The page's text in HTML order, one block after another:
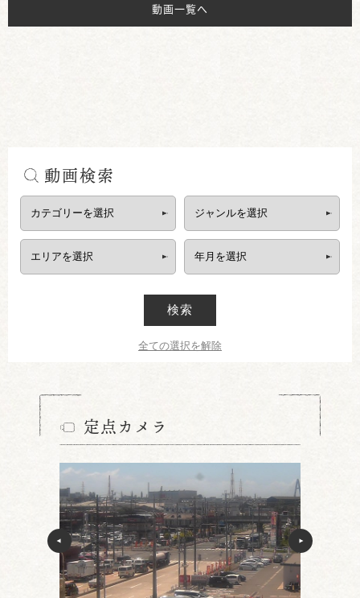
動画一覧へ
動画検索
検索
全ての選択を解除
定点カメラ